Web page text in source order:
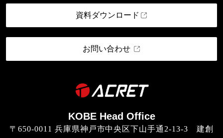
KOBE Head Office
〒650-0011 兵庫県神戸市中央区下山手通2-13-3 建創
資料ダウンロード
お問い合わせ